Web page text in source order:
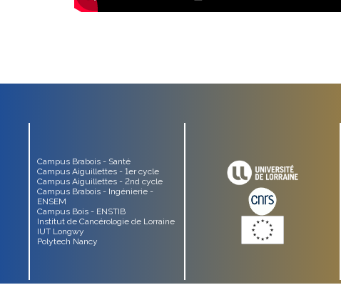
Campus Brabois - Santé
Campus Aiguillettes - 1er cycle
Campus Aiguillettes - 2nd cycle
Campus Brabois - Ingénierie -
ENSEM
Campus Bois - ENSTIB
Institut de Cancérologie de Lorraine
IUT Longwy
Polytech Nancy